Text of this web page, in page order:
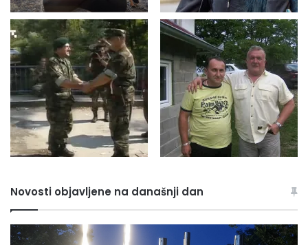
Novosti objavljene na današnji dan